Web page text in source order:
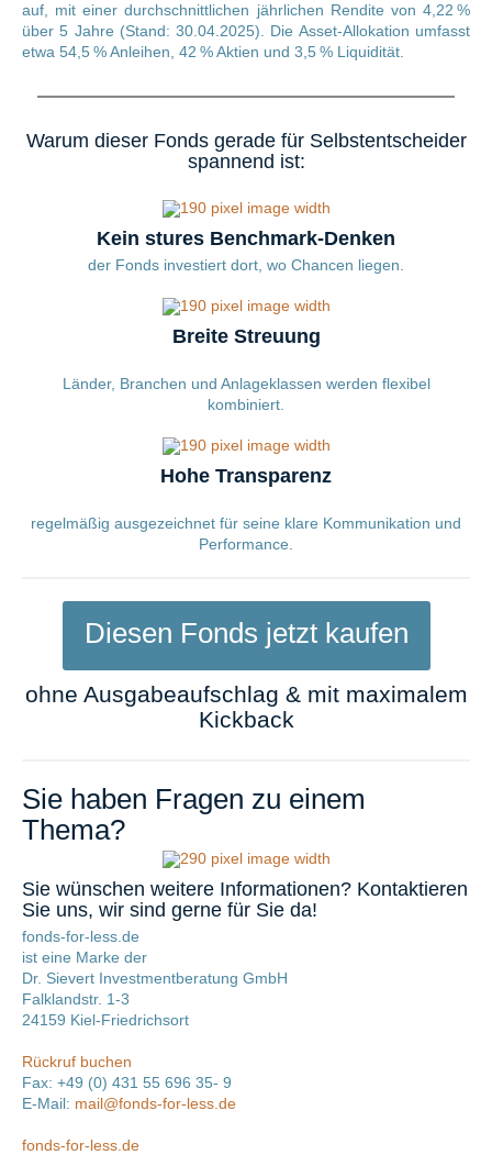
auf, mit einer durchschnittlichen jährlichen Rendite von 4,22 %
über 5 Jahre (Stand: 30.04.2025). Die Asset-Allokation umfasst
etwa 54,5 % Anleihen, 42 % Aktien und 3,5 % Liquidität.
Warum dieser Fonds gerade für Selbstentscheider
spannend ist:
Kein stures Benchmark-Denken
der Fonds investiert dort, wo Chancen liegen.
Breite Streuung
Länder, Branchen und Anlageklassen werden flexibel
kombiniert.
Hohe Transparenz
regelmäßig ausgezeichnet für seine klare Kommunikation und
Performance.
Diesen Fonds jetzt kaufen
ohne Ausgabeaufschlag & mit maximalem
Kickback
Sie haben Fragen zu einem
Thema?
Sie wünschen weitere Informationen? Kontaktieren
Sie uns, wir sind gerne für Sie da!
fonds-for-less.de
ist eine Marke der
Dr. Sievert Investmentberatung GmbH
Falklandstr. 1-3
24159 Kiel-Friedrichsort
Rückruf buchen
Fax: +49 (0) 431 55 696 35- 9
E-Mail: mail@fonds-for-less.de
fonds-for-less.de